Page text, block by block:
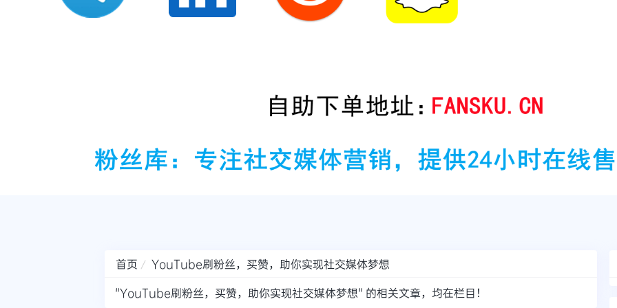
首页
YouTube刷粉丝，买赞，助你实现社交媒体梦想
"YouTube刷粉丝，买赞，助你实现社交媒体梦想" 的相关文章，均在栏目！